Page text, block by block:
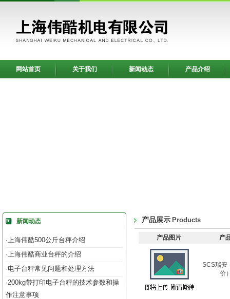
网站首页 关于我们 新闻动态 产品介绍
新闻动态
·上海伟酷500公斤台秤介绍
·上海伟酷商业台秤的介绍
·电子台秤常见问题和处理方法
·200kg带打印电子台秤的技术参数和操
作注意事项
产品展示 Products
产品图片 产
SCS瑞安
价